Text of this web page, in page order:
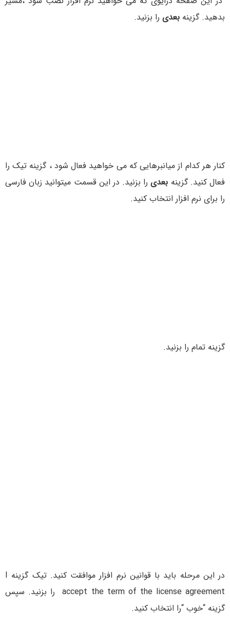
بدهید. گزینه بعدی را بزنید.
کنار هر کدام از میانبرهایی که می خواهید فعال شود ، گزینه تیک را
فعال کنید. گزینه بعدیرا بزنید. در این قسمت میتوانید زبان فارسی
را برای نرم افزار انتخاب کنید.
گزینه تمام را بزنید.
در این مرحله باید با قوانین نرم افزار موافقت کنید. تیک گزینه I
accept the term of the license agreement را بزنید. سپس
گزینه “خوب “را انتخاب کنید.